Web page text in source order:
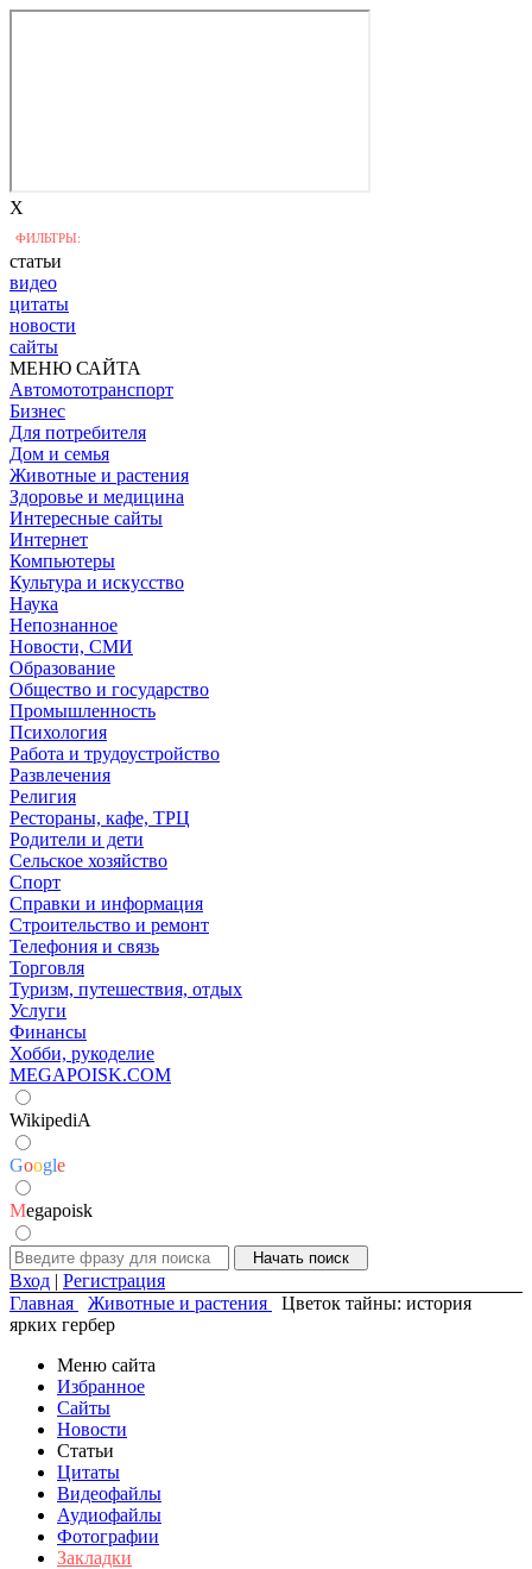
X
ФИЛЬТРЫ:
статьи
видео
цитаты
новости
сайты
МЕНЮ САЙТА
Автомототранспорт
Бизнес
Для потребителя
Дом и семья
Животные и растения
Здоровье и медицина
Интересные сайты
Интернет
Компьютеры
Культура и искусство
Наука
Непознанное
Новости, СМИ
Образование
Общество и государство
Промышленность
Психология
Работа и трудоустройство
Развлечения
Религия
Рестораны, кафе, ТРЦ
Родители и дети
Сельское хозяйство
Спорт
Справки и информация
Строительство и ремонт
Телефония и связь
Торговля
Туризм, путешествия, отдых
Услуги
Финансы
Хобби, рукоделие
MEGAPOISK.COM
WikipediA
Google
Megapoisk
Вход | Регистрация
Главная
Животные и растения
Цветок тайны: история
ярких гербер
Меню сайта
Избранное
Сайты
Новости
Статьи
Цитаты
Видеофайлы
Аудиофайлы
Фотографии
Закладки